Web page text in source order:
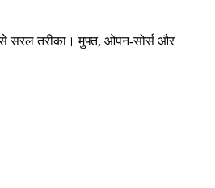
सरल तरीका। मुफ्त, ओपन-सोर्स और